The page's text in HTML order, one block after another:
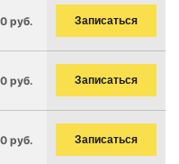
руб. Записаться
руб. Записаться
руб. Записаться